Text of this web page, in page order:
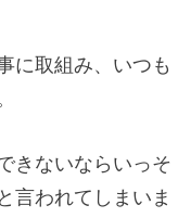
に取組み、いつも
きないならいっそ
言われてしまいま